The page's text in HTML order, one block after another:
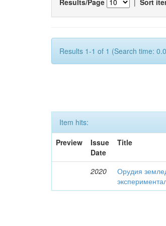
Results 1-1 of 1 (Search time:
Item hits:
Preview
Issue
Date
Title
2020
Орудия